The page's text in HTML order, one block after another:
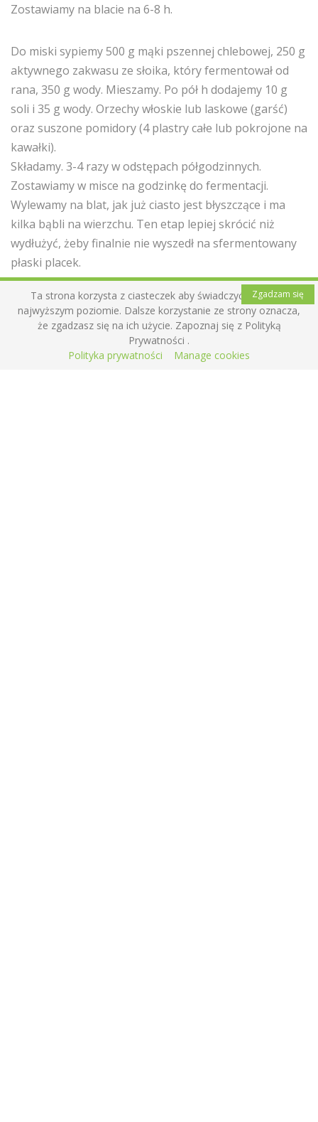
Zostawiamy na blacie na 6-8 h.
Do miski sypiemy 500 g mąki pszennej chlebowej, 250 g
aktywnego zakwasu ze słoika, który fermentował od
rana, 350 g wody. Mieszamy. Po pół h dodajemy 10 g
soli i 35 g wody. Orzechy włoskie lub laskowe (garść)
oraz suszone pomidory (4 plastry całe lub pokrojone na
kawałki).
Składamy. 3-4 razy w odstępach półgodzinnych.
Zostawiamy w misce na godzinkę do fermentacji.
Wylewamy na blat, jak już ciasto jest błyszczące i ma
kilka bąbli na wierzchu. Ten etap lepiej skrócić niż
wydłużyć, żeby finalnie nie wyszedł na sfermentowany
płaski placek.
Potem pre-shape. Odpoczynek glutenu. Final-shape. Do
koszyka siup! I do lodowki na całą noc, jakieś 12 h. Rano
nagrzewamy gar przez 30 min. w temp. 250 st. C.
Pieczemy z pokrywką – 30 min, bez pokrywki – 20 min.
Ta strona korzysta z ciasteczek aby świadczyć usługi na
najwyższym poziomie. Dalsze korzystanie ze strony oznacza,
że zgadzasz się na ich użycie. Zapoznaj się z Polityką
Prywatności .
Polityka prywatności
Manage cookies
Zgadzam się